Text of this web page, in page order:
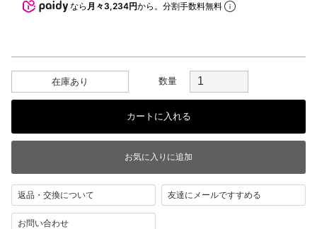
なら 月々3,234円から。分割手数料無料
在庫あり 数量
返品・交換について 友達にメールですすめる
お問い合わせ